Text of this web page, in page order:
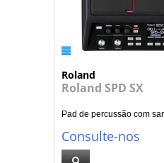
Roland
Roland SPD SX
Pad de percussão com
Consulte-nos